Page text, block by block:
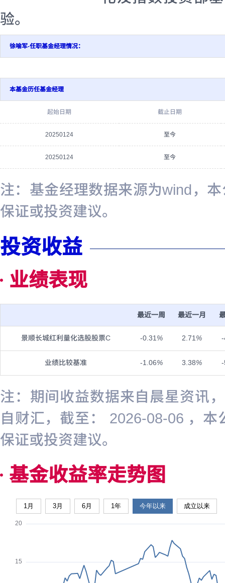
验。
徐喻军-任职基金经理情况：
本基金历任基金经理
起始日期 截止日期
20250124 至今
20250124 至今
注：基金经理数据来源为wind，
保证或投资建议。
投资收益
业绩表现
最近一周 最近一月
景顺长城红利量化选股股票C -0.31 % 2.71 %
业绩比较基准 -1.06% 3.38%
注：期间收益数据来自晨星资讯
自财汇，截至： 2026-08-06 ，
保证或投资建议。
基金收益率走势图
1月 3月 6月 1年 今年以来 成立以来